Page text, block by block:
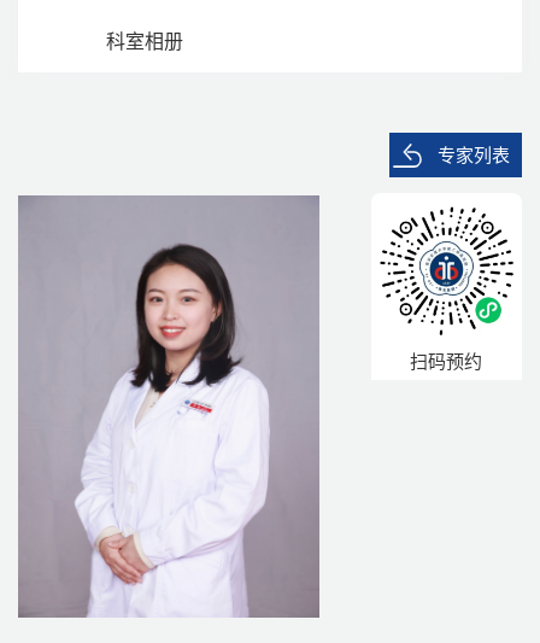
科室相册
专家列表
扫码预约